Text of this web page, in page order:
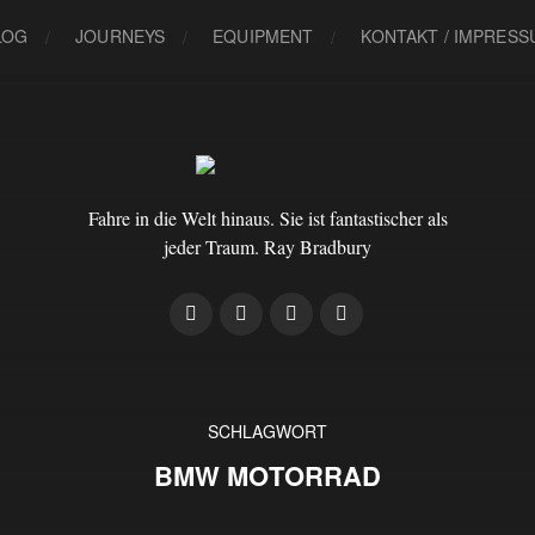
JOURNEYS EQUIPMENT KONTAKT /
Fahre in die Welt hinaus. Sie ist fantastischer als
jeder Traum. Ray Bradbury
SCHLAGWORT
BMW MOTORRAD